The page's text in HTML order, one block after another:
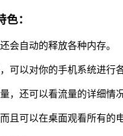
：
会自动的释放各种内存。
可以对你的手机系统进行
，还可以看流量的详细情况
且可以在桌面观看所有的电